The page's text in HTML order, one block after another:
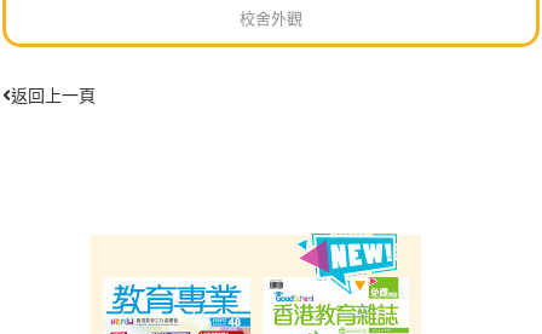
校舍外觀
返回上一頁